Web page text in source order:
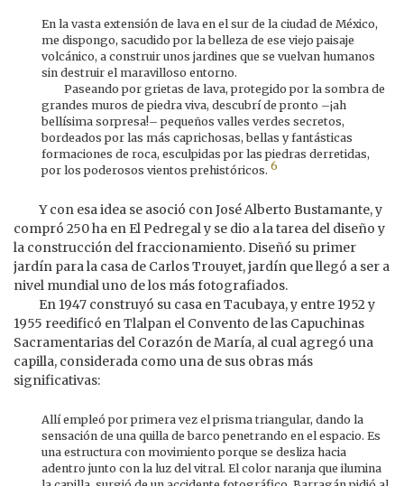
En la vasta extensión de lava en el sur de la ciudad de México,
me dispongo, sacudido por la belleza de ese viejo paisaje
volcánico, a construir unos jardines que se vuelvan humanos
sin destruir el maravilloso entorno.
Paseando por grietas de lava, protegido por la sombra de
grandes muros de piedra viva, descubrí de pronto –¡ah
bellísima sorpresa!– pequeños valles verdes secretos,
bordeados por las más caprichosas, bellas y fantásticas
formaciones de roca, esculpidas por las piedras derretidas,
por los poderosos vientos prehistóricos. 6
Y con esa idea se asoció con José Alberto Bustamante, y
compró 250 ha en El Pedregal y se dio a la tarea del diseño y
la construcción del fraccionamiento. Diseñó su primer
jardín para la casa de Carlos Trouyet, jardín que llegó a ser a
nivel mundial uno de los más fotografiados.
En 1947 construyó su casa en Tacubaya, y entre 1952 y
1955 reedificó en Tlalpan el Convento de las Capuchinas
Sacramentarias del Corazón de María, al cual agregó una
capilla, considerada como una de sus obras más
significativas:
Allí empleó por primera vez el prisma triangular, dando la
sensación de una quilla de barco penetrando en el espacio. Es
una estructura con movimiento porque se desliza hacia
adentro junto con la luz del vitral. El color naranja que ilumina